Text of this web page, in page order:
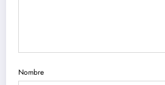
Nombre